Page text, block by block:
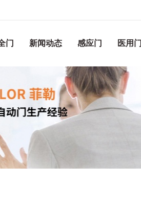
门 新闻动态 感应门 医用门